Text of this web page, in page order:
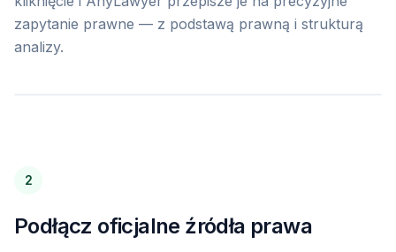
zapytanie prawne — z podstawą prawną i strukturą
analizy.
2
Podłącz oficjalne źródła prawa
podatkowe (Eureka)
interpretacje podatkowe z bazy Eureka